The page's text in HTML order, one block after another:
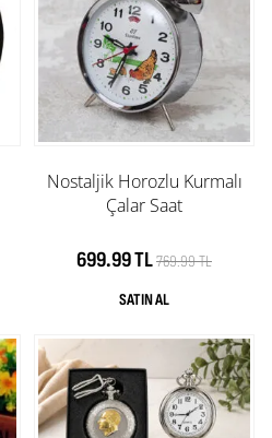
Nostaljik Horozlu Kurmalı
Çalar Saat
699.99 TL769.99 TL